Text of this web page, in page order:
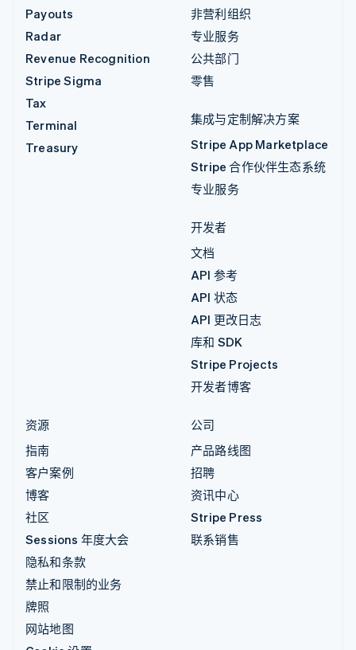
Payouts
Radar
Revenue Recognition
Stripe Sigma
Tax
Terminal
Treasury
非营利组织
专业服务
公共部门
零售
集成与定制解决方案
Stripe App Marketplace
Stripe 合作伙伴生态系统
专业服务
开发者
文档
API 参考
API 状态
API 更改日志
库和 SDK
Stripe Projects
开发者博客
资源
指南
客户案例
博客
社区
Sessions 年度大会
隐私和条款
禁止和限制的业务
牌照
网站地图
公司
产品路线图
招聘
资讯中心
Stripe Press
联系销售